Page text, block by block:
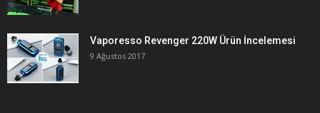
Vaporesso Revenger 220W Ürün İncelemesi
9 Ağustos 2017